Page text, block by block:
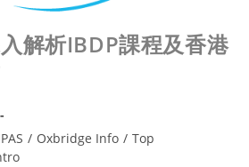
解析IBDP課程及香港
/ Oxbridge Info / Top